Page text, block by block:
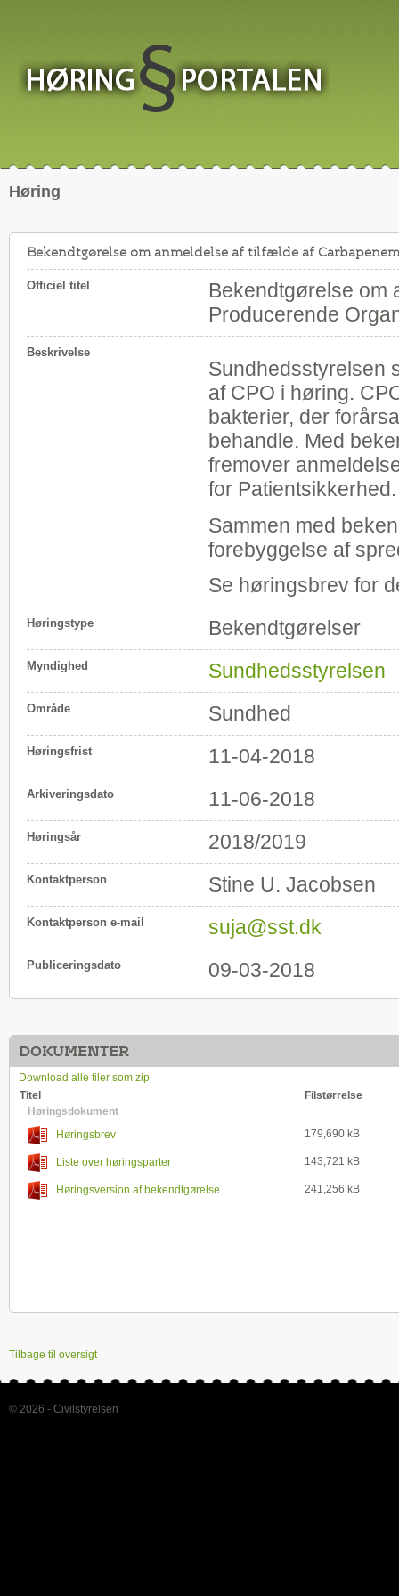
Høring
Bekendtgørelse om anmeldelse af tilfælde af
Officiel titel
Bekendtgørelse om
Producerende
Beskrivelse
Sundhedsstyrelsen
af CPO i høring.
bakterier, der
behandle. Med
fremover
for Patientsikkerhed.
Sammen med
forebyggelse af
Se høringsbrev for
Høringstype Bekendtgørelser
Myndighed Sundhedsstyrelsen
Område Sundhed
Høringsfrist 11-04-2018
Arkiveringsdato 11-06-2018
Høringsår 2018/2019
Kontaktperson Stine U. Jacobsen
Kontaktperson e-mail suja@sst.dk
Publiceringsdato 09-03-2018
DOKUMENTER
Download alle filer som zip
Titel
Filstørrelse
Høringsdokument
Høringsbrev
179,690 kB
Liste over høringsparter 143,721 kB
Høringsversion af bekendtgørelse 241,256 kB
Tilbage til oversigt
© 2026 - Civilstyrelsen